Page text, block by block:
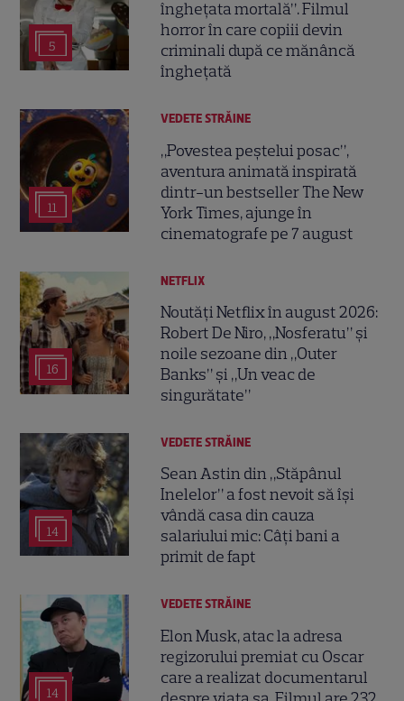
5
înghețata mortală”. Filmul
horror în care copiii devin
criminali după ce mănâncă
înghețată
11
VEDETE STRĂINE
„Povestea peștelui posac”,
aventura animată inspirată
dintr-un bestseller The New
York Times, ajunge în
cinematografe pe 7 august
16
NETFLIX
Noutăți Netflix în august 2026:
Robert De Niro, „Nosferatu” și
noile sezoane din „Outer
Banks” și „Un veac de
singurătate”
14
VEDETE STRĂINE
Sean Astin din „Stăpânul
Inelelor” a fost nevoit să își
vândă casa din cauza
salariului mic: Câți bani a
primit de fapt
14
VEDETE STRĂINE
Elon Musk, atac la adresa
regizorului premiat cu Oscar
care a realizat documentarul